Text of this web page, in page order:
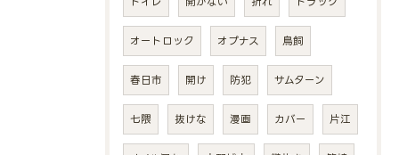
オートロック オプナス 鳥飼
春日市 開け 防犯 サムターン
七隈 抜けな 漫画 カバー 片江